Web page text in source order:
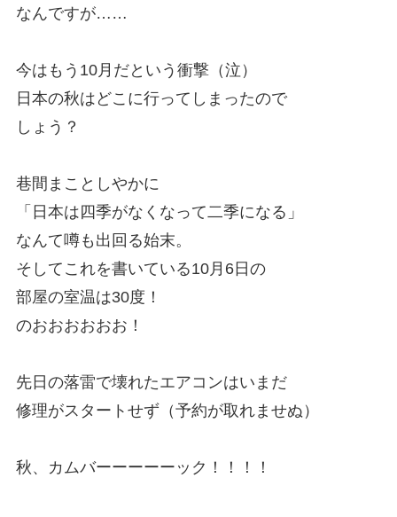
なんですが……
今はもう10月だという衝撃（泣）
日本の秋はどこに行ってしまったので
しょう？
巷間まことしやかに
「日本は四季がなくなって二季になる」
なんて噂も出回る始末。
そしてこれを書いている10月6日の
部屋の室温は30度！
のおおおおおお！
先日の落雷で壊れたエアコンはいまだ
修理がスタートせず（予約が取れませぬ）
秋、カムバーーーーーック！！！！